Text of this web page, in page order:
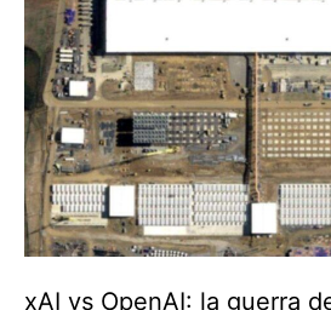
xAI vs OpenAI: la guerra